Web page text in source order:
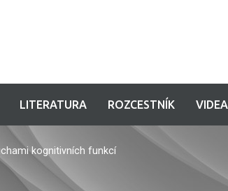
LITERATURA ROZCESTNÍK VIDEA
kognitivních funkcí